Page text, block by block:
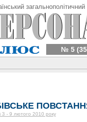
№ 5
- 9 лютого 2010 року